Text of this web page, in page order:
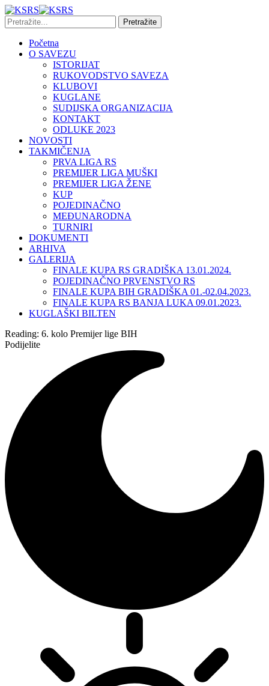
Početna
O SAVEZU
ISTORIJAT
RUKOVODSTVO SAVEZA
KLUBOVI
KUGLANE
SUDIJSKA ORGANIZACIJA
KONTAKT
ODLUKE 2023
NOVOSTI
TAKMIČENJA
PRVA LIGA RS
PREMIJER LIGA MUŠKI
PREMIJER LIGA ŽENE
KUP
POJEDINAČNO
MEĐUNARODNA
TURNIRI
DOKUMENTI
ARHIVA
GALERIJA
FINALE KUPA RS GRADIŠKA 13.01.2024.
POJEDINAČNO PRVENSTVO RS
FINALE KUPA BIH GRADIŠKA 01.-02.04.2023.
FINALE KUPA RS BANJA LUKA 09.01.2023.
KUGLAŠKI BILTEN
Reading: 6. kolo Premijer lige BIH
Podijelite